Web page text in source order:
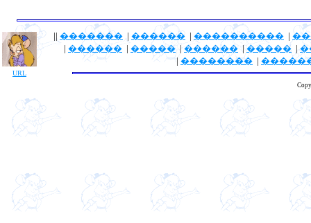
URL
|| ������� | ������ | ���������� |
| ������ | �����|������|����� |
| �������� |